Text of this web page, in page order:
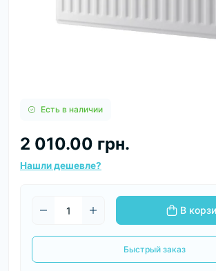
Есть в наличии
2 010.00 грн.
Нашли дешевле?
В
Быстрый заказ